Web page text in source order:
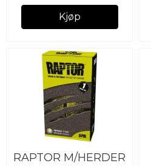
Kjøp
RAPTOR M/HERDER